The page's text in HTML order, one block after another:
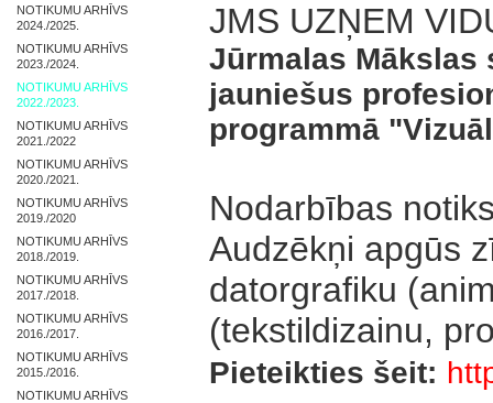
NOTIKUMU ARHĪVS
2024./2025.
NOTIKUMU ARHĪVS
2023./2024.
NOTIKUMU ARHĪVS
2022./2023.
NOTIKUMU ARHĪVS
2021./2022
NOTIKUMU ARHĪVS
2020./2021.
NOTIKUMU ARHĪVS
2019./2020
NOTIKUMU ARHĪVS
2018./2019.
NOTIKUMU ARHĪVS
2017./2018.
NOTIKUMU ARHĪVS
2016./2017.
NOTIKUMU ARHĪVS
2015./2016.
NOTIKUMU ARHĪVS
JMS UZŅEM
Jūrmalas Mākslas
jauniešus
programmā
Nodarbības
Audzēkņi apgūs
datorgrafiku
(tekstildizainu,
Pieteikties šeit: